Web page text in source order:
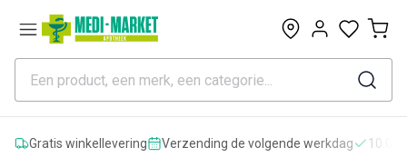
0
Gratis winkellevering Verzending de volgende werkdag